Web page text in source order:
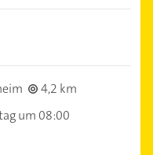
4,2 km
um 08:00